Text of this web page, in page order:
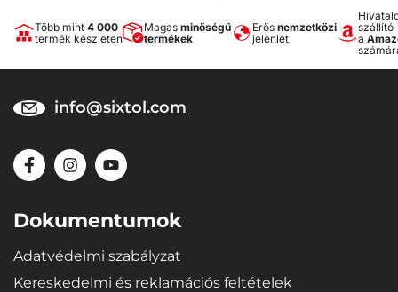
Több mint 4 000
termék készleten
Magas minőségű
termékek
Erős nemzetközi
jelenlét
szállító
a
info@sixtol.com
Dokumentumok
Adatvédelmi szabályzat
Kereskedelmi és reklamációs feltételek